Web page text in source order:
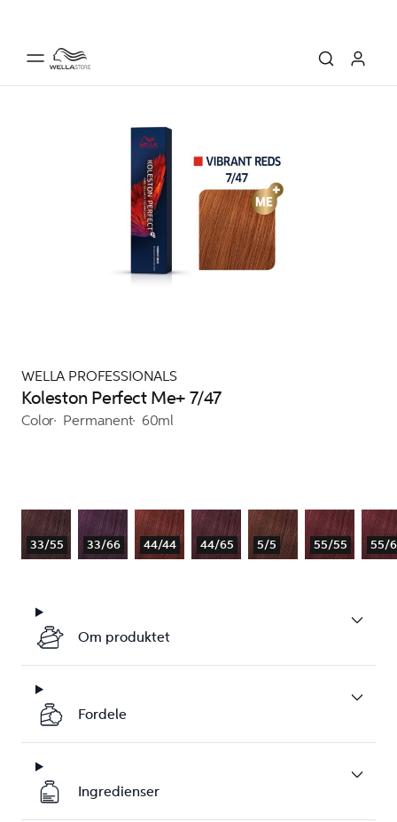
WELLA PROFESSIONALS
Koleston Perfect Me+ 7/47
Color Permanent 60ml
33/55 33/66 44/44 44/65 5/5 55/55 55/
Om produktet
Fordele
Ingredienser